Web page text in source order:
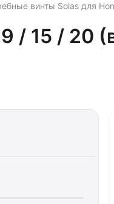
винты Solas для
/ 15 / 20